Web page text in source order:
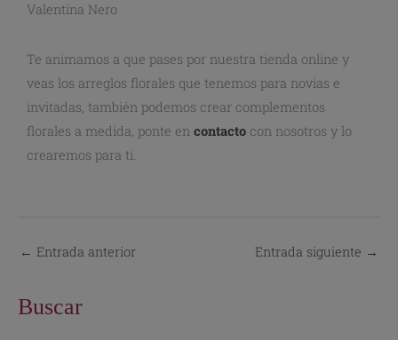
Valentina Nero
Te animamos a que pases por nuestra tienda online y
veas los arreglos florales que tenemos para novias e
invitadas, también podemos crear complementos
florales a medida, ponte en contacto con nosotros y lo
crearemos para ti.
← Entrada anterior Entrada siguiente →
Buscar